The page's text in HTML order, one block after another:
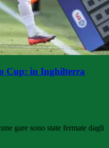
Cup: in Inghilterra
gare sono state fermate dagli